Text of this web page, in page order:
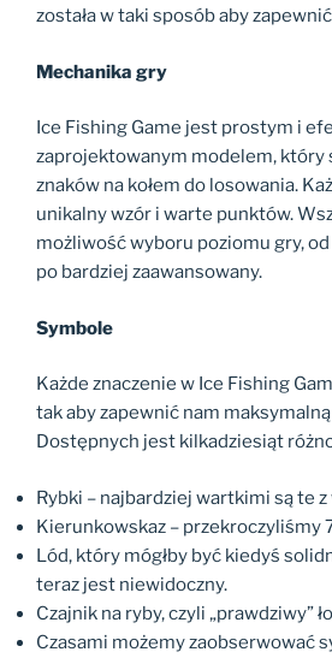
została w taki sposób aby
Mechanika gry
Ice Fishing Game jest prostym i
zaprojektowanym modelem, który
znaków na kołem do losowania.
unikalny wzór i warte punktów.
możliwość wyboru poziomu gry,
po bardziej zaawansowany.
Symbole
Każde znaczenie w Ice Fishing
tak aby zapewnić nam
Dostępnych jest kilkadziesiąt
Rybki – najbardziej wartkimi są te z
Kierunkowskaz – przekroczyliśmy
Lód, który mógłby być kiedyś
teraz jest niewidoczny.
Czajnik na ryby, czyli „prawdziwy”
Czasami możemy zaobserwować